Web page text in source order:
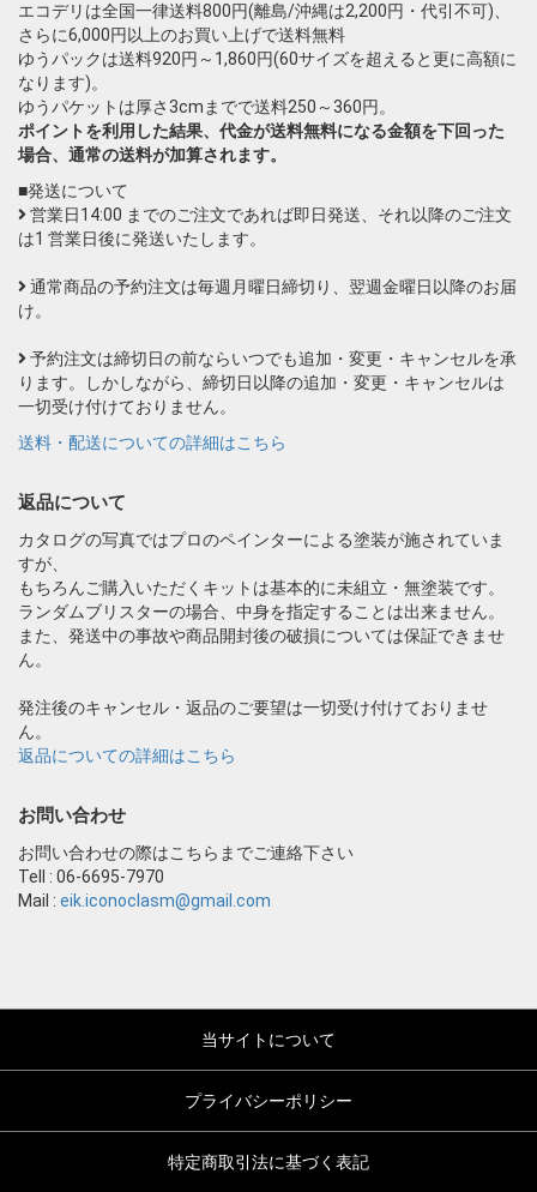
エコデリは全国一律送料800円(離島/沖縄は2,200円・代引不可)、
さらに6,000円以上のお買い上げで送料無料
ゆうパックは送料920円～1,860円(60サイズを超えると更に高額に
なります)。
ゆうパケットは厚さ3cmまでで送料250～360円。
ポイントを利用した結果、代金が送料無料になる金額を下回った
場合、通常の送料が加算されます。
■発送について
営業日14:00 までのご注文であれば即日発送、それ以降のご注文
は1 営業日後に発送いたします。
通常商品の予約注文は毎週月曜日締切り、翌週金曜日以降のお届
け。
予約注文は締切日の前ならいつでも追加・変更・キャンセルを承
ります。しかしながら、締切日以降の追加・変更・キャンセルは
一切受け付けておりません。
送料・配送についての詳細はこちら
返品について
カタログの写真ではプロのペインターによる塗装が施されていま
すが、
もちろんご購入いただくキットは基本的に未組立・無塗装です。
ランダムブリスターの場合、中身を指定することは出来ません。
また、発送中の事故や商品開封後の破損については保証できませ
ん。
発注後のキャンセル・返品のご要望は一切受け付けておりませ
ん。
返品についての詳細はこちら
お問い合わせ
お問い合わせの際はこちらまでご連絡下さい
Tell : 06-6695-7970
Mail : eik.iconoclasm@gmail.com
当サイトについて
プライバシーポリシー
特定商取引法に基づく表記